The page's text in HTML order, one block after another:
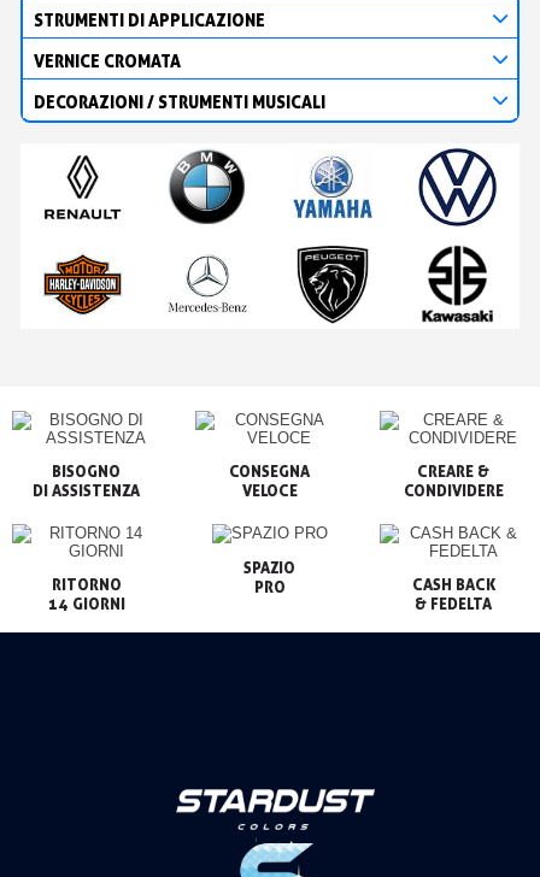
STRUMENTI DI APPLICAZIONE
VERNICE CROMATA
DECORAZIONI / STRUMENTI MUSICALI
BISOGNO
CONSEGNA
VELOCE
CREARE &
CONDIVIDERE
RITORNO
14 GIORNI
SPAZIO
PRO
CASH BACK
& FEDELTA